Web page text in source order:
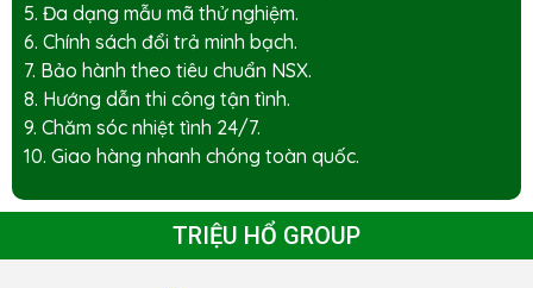
5. Đa dạng mẫu mã thử nghiệm.
6. Chính sách đổi trả minh bạch.
7. Bảo hành theo tiêu chuẩn NSX.
8. Hướng dẫn thi công tận tình.
9. Chăm sóc nhiệt tình 24/7.
10. Giao hàng nhanh chóng toàn quốc.
TRIỆU HỔ GROUP